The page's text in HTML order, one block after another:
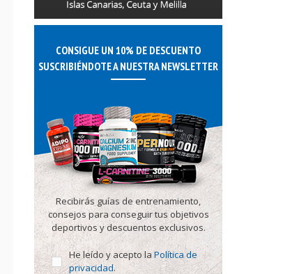
CONSIGUE UN 10% DE DESCUENTO
SUSCRIBIÉNDOTE A NUESTRA NEWSLETTER
Recibirás guías de entrenamiento,
consejos para conseguir tus objetivos
deportivos y descuentos exclusivos.
He leído y acepto la Política de
privacidad.